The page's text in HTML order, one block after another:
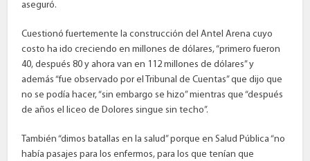
aseguró.
Cuestionó fuertemente la construcción del Antel Arena cuyo
costo ha ido creciendo en millones de dólares, “primero fueron
40, después 80 y ahora van en 112 millones de dólares” y
además “fue observado por el Tribunal de Cuentas” que dijo que
no se podía hacer, “sin embargo se hizo” mientras que “después
de años el liceo de Dolores singue sin techo”.
También “dimos batallas en la salud” porque en Salud Pública “no
había pasajes para los enfermos, para los que tenían que